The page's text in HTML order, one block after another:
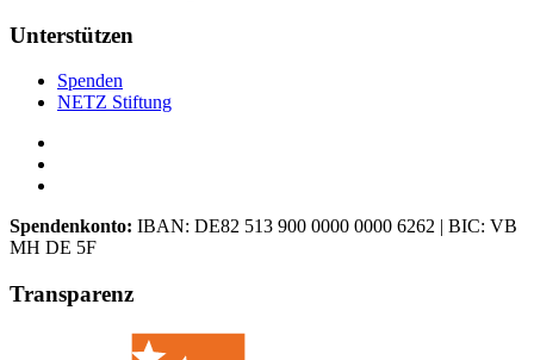
Unterstützen
Spenden
NETZ Stiftung
Spendenkonto: IBAN: DE82 513 900 0000 0000 6262 | BIC: VB
MH DE 5F
Transparenz